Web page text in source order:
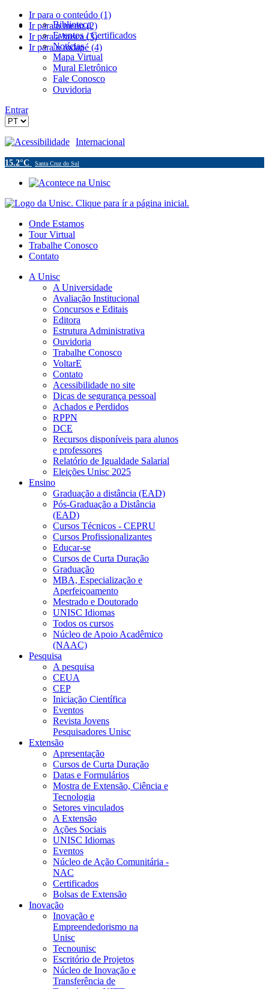
Ir para o conteúdo (1)
Ir para o menu (2)
Ir para a busca (3)
Ir para o rodapé (4)
Biblioteca
Eventos / Certificados
Notícias
Mapa Virtual
Mural Eletrônico
Fale Conosco
Ouvidoria
Entrar
Acessibilidade Internacional
15.2°C Santa Cruz do Sul
Onde Estamos
Tour Virtual
Trabalhe Conosco
Contato
A Unisc
A Universidade
Avaliação Institucional
Concursos e Editais
Editora
Estrutura Administrativa
Ouvidoria
Trabalhe Conosco
VoltarE
Contato
Acessibilidade no site
Dicas de segurança pessoal
Achados e Perdidos
RPPN
DCE
Recursos disponíveis para alunos
e professores
Relatório de Igualdade Salarial
Eleições Unisc 2025
Ensino
Graduação a distância (EAD)
Pós-Graduação a Distância
(EAD)
Cursos Técnicos - CEPRU
Cursos Profissionalizantes
Educar-se
Cursos de Curta Duração
Graduação
MBA, Especialização e
Aperfeiçoamento
Mestrado e Doutorado
UNISC Idiomas
Todos os cursos
Núcleo de Apoio Acadêmico
(NAAC)
Pesquisa
A pesquisa
CEUA
CEP
Iniciação Científica
Eventos
Revista Jovens
Pesquisadores Unisc
Extensão
Apresentação
Cursos de Curta Duração
Datas e Formulários
Mostra de Extensão, Ciência e
Tecnologia
Setores vinculados
A Extensão
Ações Sociais
UNISC Idiomas
Eventos
Núcleo de Ação Comunitária -
NAC
Certificados
Bolsas de Extensão
Inovação
Inovação e
Empreendedorismo na
Unisc
Tecnounisc
Escritório de Projetos
Núcleo de Inovação e
Transferência de